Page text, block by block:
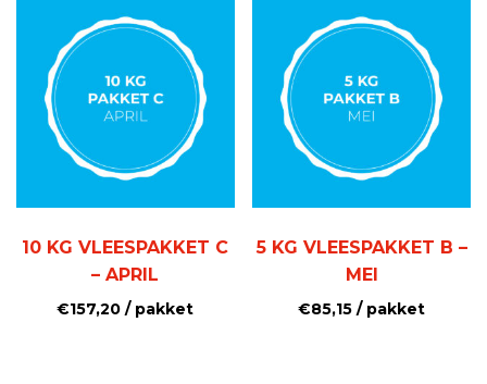
10 KG VLEESPAKKET C
– APRIL
€157,20 / pakket
5 KG VLEESPAKKET B –
MEI
€85,15 / pakket